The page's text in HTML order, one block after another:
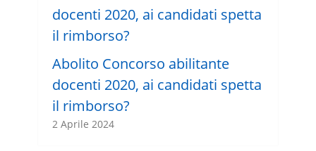
Abolito Concorso abilitante
docenti 2020, ai candidati spetta
il rimborso?
2 Aprile 2024